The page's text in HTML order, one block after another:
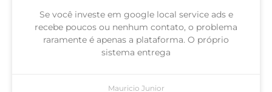
Se você investe em google local service ads e
recebe poucos ou nenhum contato, o problema
raramente é apenas a plataforma. O próprio
sistema entrega
Mauricio Junior